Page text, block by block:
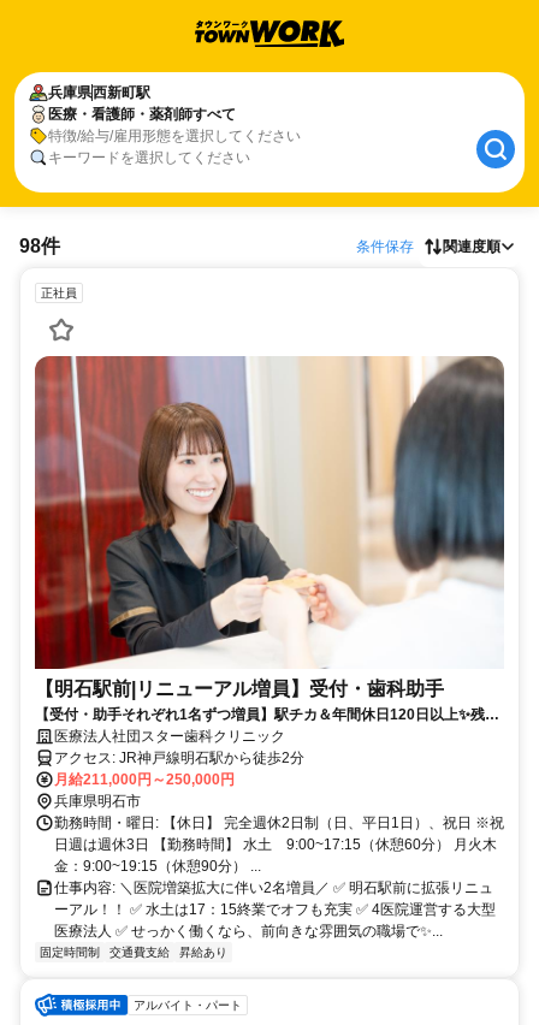
兵庫県西新町駅
医療・看護師・薬剤師すべて
特徴/給与/雇用形態を選択してください
キーワードを選択してください
98件 条件保存 関連度順
正社員
【明石駅前|リニューアル増員】受付・歯科助手
【受付・助手それぞれ1名ずつ増員】駅チカ＆年間休日120日以上✨残業
ほぼなし｜未経験から一生モノのスキルを
医療法人社団スター歯科クリニック
アクセス: JR神戸線明石駅から徒歩2分
月給211,000円～250,000円
兵庫県明石市
勤務時間・曜日: 【休日】 完全週休2日制（日、平日1日）、祝日 ※祝
日週は週休3日 【勤務時間】 水土 9:00~17:15（休憩60分） 月火木
金：9:00~19:15（休憩90分） ...
仕事内容: ＼医院増築拡大に伴い2名増員／ ✅ 明石駅前に拡張リニュ
ーアル！！ ✅ 水土は17：15終業でオフも充実 ✅ 4医院運営する大型
医療法人 ✅ せっかく働くなら、前向きな雰囲気の職場で✨...
固定時間制 交通費支給 昇給あり
アルバイト・パート